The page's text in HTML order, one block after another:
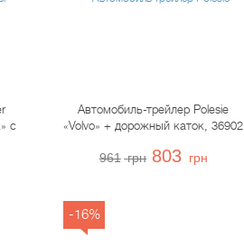
с
Автомобиль-трейлер Polesie
«Volvo» + дорожный каток, 36902
961 грн 803 грн
-16%